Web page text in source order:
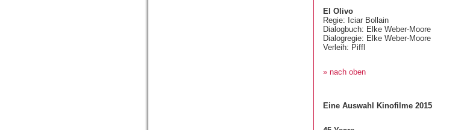
El Olivo
Regie: Iciar Bollain
Dialogbuch: Elke Weber-Moore
Dialogregie: Elke Weber-Moore
Verleih: Piffl
» nach oben
Eine Auswahl Kinofilme 2015